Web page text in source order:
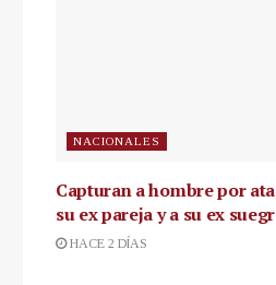
NACIONALES
Capturan a hombre por
su ex pareja y a su ex
HACE 2 DÍAS